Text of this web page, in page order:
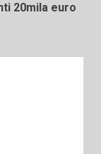
20mila euro